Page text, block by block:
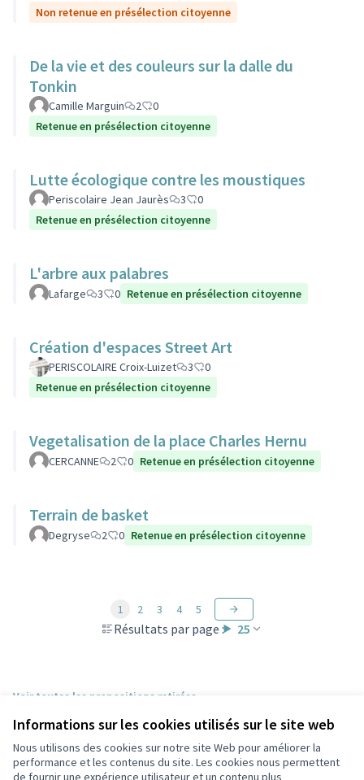
Informations sur les cookies utilisés sur le site web
Nous utilisons des cookies sur notre site Web pour améliorer la
performance et les contenus du site. Les cookies nous permettent
de fournir une expérience utilisateur et un contenu plus
Non retenue en présélection citoyenne
De la vie et des couleurs sur la dalle du
Tonkin
Camille Marguin 2
0
Retenue en présélection citoyenne
Lutte écologique contre les moustiques
Periscolaire Jean Jaurès 3
0
Retenue en présélection citoyenne
L'arbre aux palabres
Lafarge 3 0 Retenue en présélection citoyenne
Création d'espaces Street Art
PERISCOLAIRE Croix-Luizet 3
0
Retenue en présélection citoyenne
Vegetalisation de la place Charles Hernu
CERCANNE 2 0 Retenue en présélection citoyenne
Terrain de basket
Degryse 2 0 Retenue en présélection citoyenne
Résultats par page : 25
1 2 3 4 5
Voir toutes les propositions retirées
Conditions d'utilisation
Paramètres des cookies